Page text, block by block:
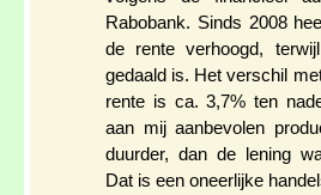
Rabobank. Sinds 2008
de rente verhoogd,
gedaald is. Het verschil
rente is ca. 3,7% ten
aan mij aanbevolen
duurder, dan de lening
Dat is een oneerlijke